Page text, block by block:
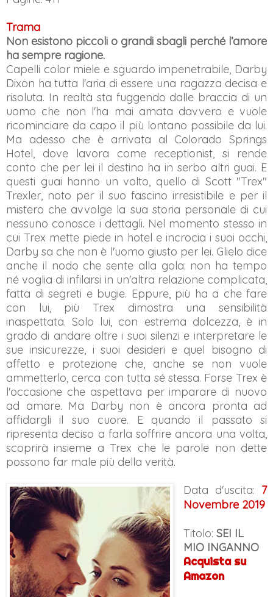
Trama
Non esistono piccoli o grandi sbagli perché l’amore
ha sempre ragione.
Capelli color miele e sguardo impenetrabile, Darby
Dixon ha tutta l'aria di essere una ragazza decisa e
risoluta. In realtà sta fuggendo dalle braccia di un
uomo che non l'ha mai amata davvero e vuole
ricominciare da capo il più lontano possibile da lui.
Ma adesso che è arrivata al Colorado Springs
Hotel, dove lavora come receptionist, si rende
conto che per lei il destino ha in serbo altri guai. E
questi guai hanno un volto, quello di Scott "Trex"
Trexler, noto per il suo fascino irresistibile e per il
mistero che avvolge la sua storia personale di cui
nessuno conosce i dettagli. Nel momento stesso in
cui Trex mette piede in hotel e incrocia i suoi occhi,
Darby sa che non è l'uomo giusto per lei. Glielo dice
anche il nodo che sente alla gola: non ha tempo
né voglia di infilarsi in un'altra relazione complicata,
fatta di segreti e bugie. Eppure, più ha a che fare
con lui, più Trex dimostra una sensibilità
inaspettata. Solo lui, con estrema dolcezza, è in
grado di andare oltre i suoi silenzi e interpretare le
sue insicurezze, i suoi desideri e quel bisogno di
affetto e protezione che, anche se non vuole
ammetterlo, cerca con tutta sé stessa. Forse Trex è
l'occasione che aspettava per imparare di nuovo
ad amare. Ma Darby non è ancora pronta ad
affidargli il suo cuore. E quando il passato si
ripresenta deciso a farla soffrire ancora una volta,
scoprirà insieme a Trex che le parole non dette
possono far male più della verità.
Data d'uscita: 7
Novembre 2019
Titolo: SEI IL
MIO INGANNO
Acquista su
Amazon